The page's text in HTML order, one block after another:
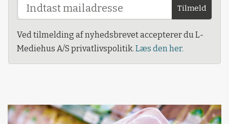
Tilmeld
Ved tilmelding af nyhedsbrevet accepterer du L-
Mediehus A/S privatlivspolitik. Læs den her.